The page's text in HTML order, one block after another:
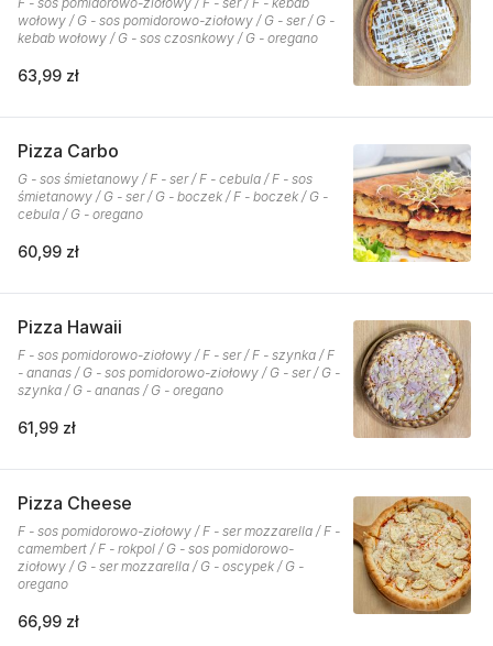
wołowy / G - sos pomidorowo-ziołowy / G - ser / G -
kebab wołowy / G - sos czosnkowy / G - oregano
63,99 zł
Pizza Carbo
G - sos śmietanowy / F - ser / F - cebula / F - sos
śmietanowy / G - ser / G - boczek / F - boczek / G -
cebula / G - oregano
60,99 zł
Pizza Hawaii
F - sos pomidorowo-ziołowy / F - ser / F - szynka / F
- ananas / G - sos pomidorowo-ziołowy / G - ser / G -
szynka / G - ananas / G - oregano
61,99 zł
Pizza Cheese
F - sos pomidorowo-ziołowy / F - ser mozzarella / F -
camembert / F - rokpol / G - sos pomidorowo-
ziołowy / G - ser mozzarella / G - oscypek / G -
oregano
66,99 zł